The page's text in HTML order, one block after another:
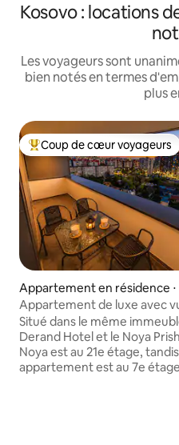
Kosovo : locations
Les voyageurs sont
bien notés en termes
plus
Coups de cœur voyageurs
Coup de cœur voyageurs
Appartement en résidence ⋅
stina
Appartement de luxe avec
coucher du soleil à NOYA,
Situé dans le même
Derand Hotel et le Noya
Noya est au 21e étage,
appartement est au 7e